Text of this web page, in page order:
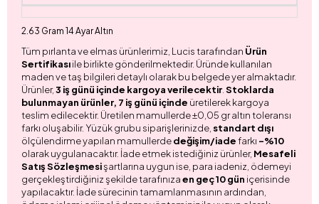
2.63 Gram 14 Ayar Altın
Tüm pırlanta ve elmas ürünlerimiz, Lucis tarafından Ürün
Sertifikasıile birlikte gönderilmektedir. Üründe kullanılan
maden ve taş bilgileri detaylı olarak bu belgede yer almaktadır.
Ürünler,3 iş günü içinde kargoya verilecektir. Stoklarda
bulunmayan ürünler, 7 iş günü içinde üretilerek kargoya
teslim edilecektir. Üretilen mamullerde ±0,05 gr altın toleransı
farkı oluşabilir. Yüzük grubu siparişlerinizde, standart dışı
ölçülendirme yapılan mamullerdedeğişim/iadefarkı -%10
olarak uygulanacaktır. İade etmek istediğiniz ürünler, Mesafeli
Satış Sözleşmesişartlarına uygun ise, para iadeniz, ödemeyi
gerçekleştirdiğiniz şekilde tarafınızaen geç 10 gün içerisinde
yapılacaktır. İade sürecinin tamamlanmasının ardından,